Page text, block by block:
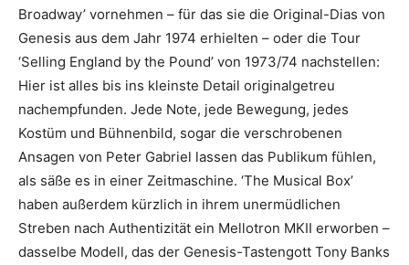
Broadway’ vornehmen – für das sie die Original-Dias von
Genesis aus dem Jahr 1974 erhielten – oder die Tour
‘Selling England by the Pound’ von 1973/74 nachstellen:
Hier ist alles bis ins kleinste Detail originalgetreu
nachempfunden. Jede Note, jede Bewegung, jedes
Kostüm und Bühnenbild, sogar die verschrobenen
Ansagen von Peter Gabriel lassen das Publikum fühlen,
als säße es in einer Zeitmaschine. ‘The Musical Box’
haben außerdem kürzlich in ihrem unermüdlichen
Streben nach Authentizität ein Mellotron MKII erworben –
dasselbe Modell, das der Genesis-Tastengott Tony Banks